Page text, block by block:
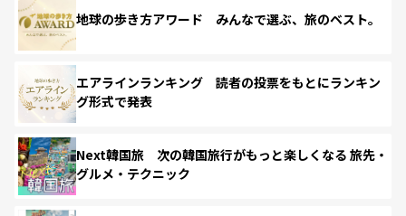
地球の歩き方アワード みんなで選ぶ、旅のベスト。
エアラインランキング 読者の投票をもとにランキン
グ形式で発表
Next韓国旅 次の韓国旅行がもっと楽しくなる 旅先・
グルメ・テクニック